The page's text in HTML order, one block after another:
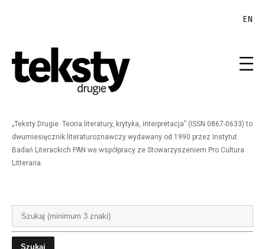
EN
„Teksty Drugie. Teoria literatury, krytyka, interpretacja” (ISSN 0867-0633) to
dwumiesięcznik literaturoznawczy wydawany od 1990 przez Instytut
Badań Literackich PAN we współpracy ze Stowarzyszeniem Pro Cultura
Litteraria.